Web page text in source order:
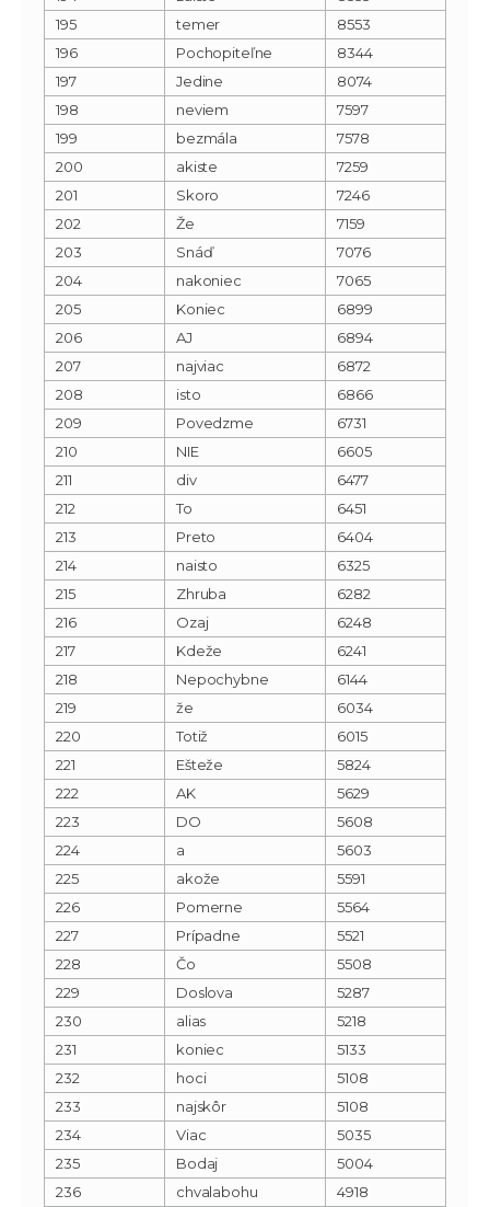
195
temer
8553
196
Pochopiteľne
8344
197
Jedine
8074
198
neviem
7597
199
bezmála
7578
200
akiste
7259
201
Skoro
7246
202
Že
7159
203
Snáď
7076
204
nakoniec
7065
205
Koniec
6899
206
AJ
6894
207
najviac
6872
208
isto
6866
209
Povedzme
6731
210
NIE
6605
211
div
6477
212
To
6451
213
Preto
6404
214
naisto
6325
215
Zhruba
6282
216
Ozaj
6248
217
Kdeže
6241
218
Nepochybne
6144
219
že
6034
220
Totiž
6015
221
Ešteže
5824
222
AK
5629
223
DO
5608
224
a
5603
225
akože
5591
226
Pomerne
5564
227
Prípadne
5521
228
Čo
5508
229
Doslova
5287
230
alias
5218
231
koniec
5133
232
hoci
5108
233
najskôr
5108
234
Viac
5035
235
Bodaj
5004
236
chvalabohu
4918